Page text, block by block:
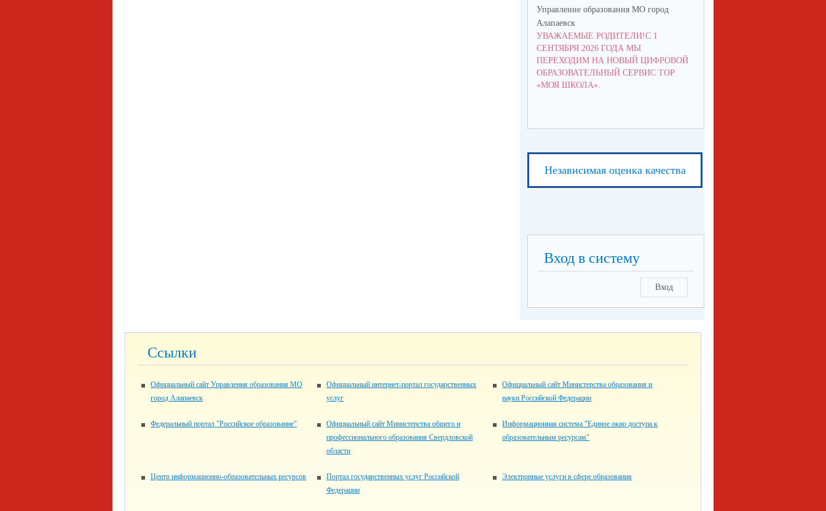
Управление образования МО город
Алапаевск
УВАЖАЕМЫЕ РОДИТЕЛИ!С 1
СЕНТЯБРЯ 2026 ГОДА МЫ
ПЕРЕХОДИМ НА НОВЫЙ ЦИФРОВОЙ
ОБРАЗОВАТЕЛЬНЫЙ СЕРВИС ТОР
«МОЯ ШКОЛА».
Независимая оценка качества
Вход в систему
Вход
Ссылки
Официальный сайт Управления образования МО
город Алапаевск
Официальный интернет-портал государственных
услуг
Официальный сайт Министерства образования и
науки Российской Федерации
Федеральный портал "Российское образование"
Официальный сайт Министерства общего и
профессионального образования Свердловской
области
Информационная система "Единое окно доступа к
образовательным ресурсам"
Центр информационно-образовательных ресурсов
Портал государственных услуг Российской
Федерации
Электронные услуги в сфере образования